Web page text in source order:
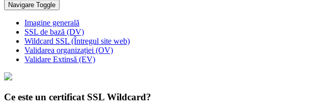
Navigare Toggle
Imagine generală
SSL de bază (DV)
Wildcard SSL (Întregul site web)
Validarea organizației (OV)
Validare Extinsă (EV)
Ce este un certificat SSL Wildcard?